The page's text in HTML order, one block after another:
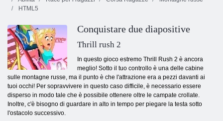
HTML5
Conquistare due diapositive
Thrill rush 2
In questo gioco estremo Thrill Rush 2 è ancora
meglio! Sotto il tuo controllo è una delle cabine
sulle montagne russe, ma il punto è che l'attrazione era a pezzi davanti ai
tuoi occhi! Per sopravvivere in questo caso difficile, è necessario essere
disperso in modo tale che è possibile ottenere oltre le campate crollate.
Inoltre, c'è bisogno di guardare in alto in tempo per piegare la testa sotto
l'ostacolo successivo.